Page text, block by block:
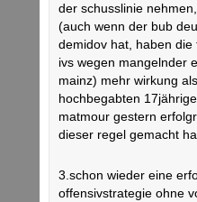
der schusslinie
(auch wenn der bub
demidov hat, haben
ivs wegen mangelnder
mainz) mehr wirkung
hochbegabten
matmour gestern
dieser regel gemacht
3.schon wieder eine
offensivstrategie ohne